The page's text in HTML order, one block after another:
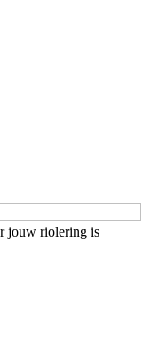
jouw riolering is